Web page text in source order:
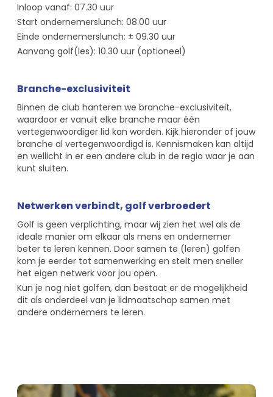
Inloop vanaf: 07.30 uur
Start ondernemerslunch: 08.00 uur
Einde ondernemerslunch: ± 09.30 uur
Aanvang golf(les): 10.30 uur (optioneel)
Branche-exclusiviteit
Binnen de club hanteren we branche-exclusiviteit,
waardoor er vanuit elke branche maar één
vertegenwoordiger lid kan worden. Kijk hieronder of jouw
branche al vertegenwoordigd is. Kennismaken kan altijd
en wellicht in er een andere club in de regio waar je aan
kunt sluiten.
Netwerken verbindt, golf verbroedert
Golf is geen verplichting, maar wij zien het wel als de
ideale manier om elkaar als mens en ondernemer
beter te leren kennen. Door samen te (leren) golfen
kom je eerder tot samenwerking en stelt men sneller
het eigen netwerk voor jou open.
Kun je nog niet golfen, dan bestaat er de mogelijkheid
dit als onderdeel van je lidmaatschap samen met
andere ondernemers te leren.